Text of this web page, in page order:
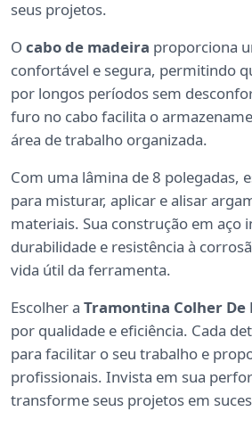
seus projetos.
O cabo de madeira proporciona
confortável e segura, permitindo
por longos períodos sem
furo no cabo facilita o
área de trabalho organizada.
Com uma lâmina de 8 polegadas,
para misturar, aplicar e alisar
materiais. Sua construção em aço
durabilidade e resistência à
vida útil da ferramenta.
Escolher a Tramontina Colher De
por qualidade e eficiência. Cada
para facilitar o seu trabalho e
profissionais. Invista em sua
transforme seus projetos em